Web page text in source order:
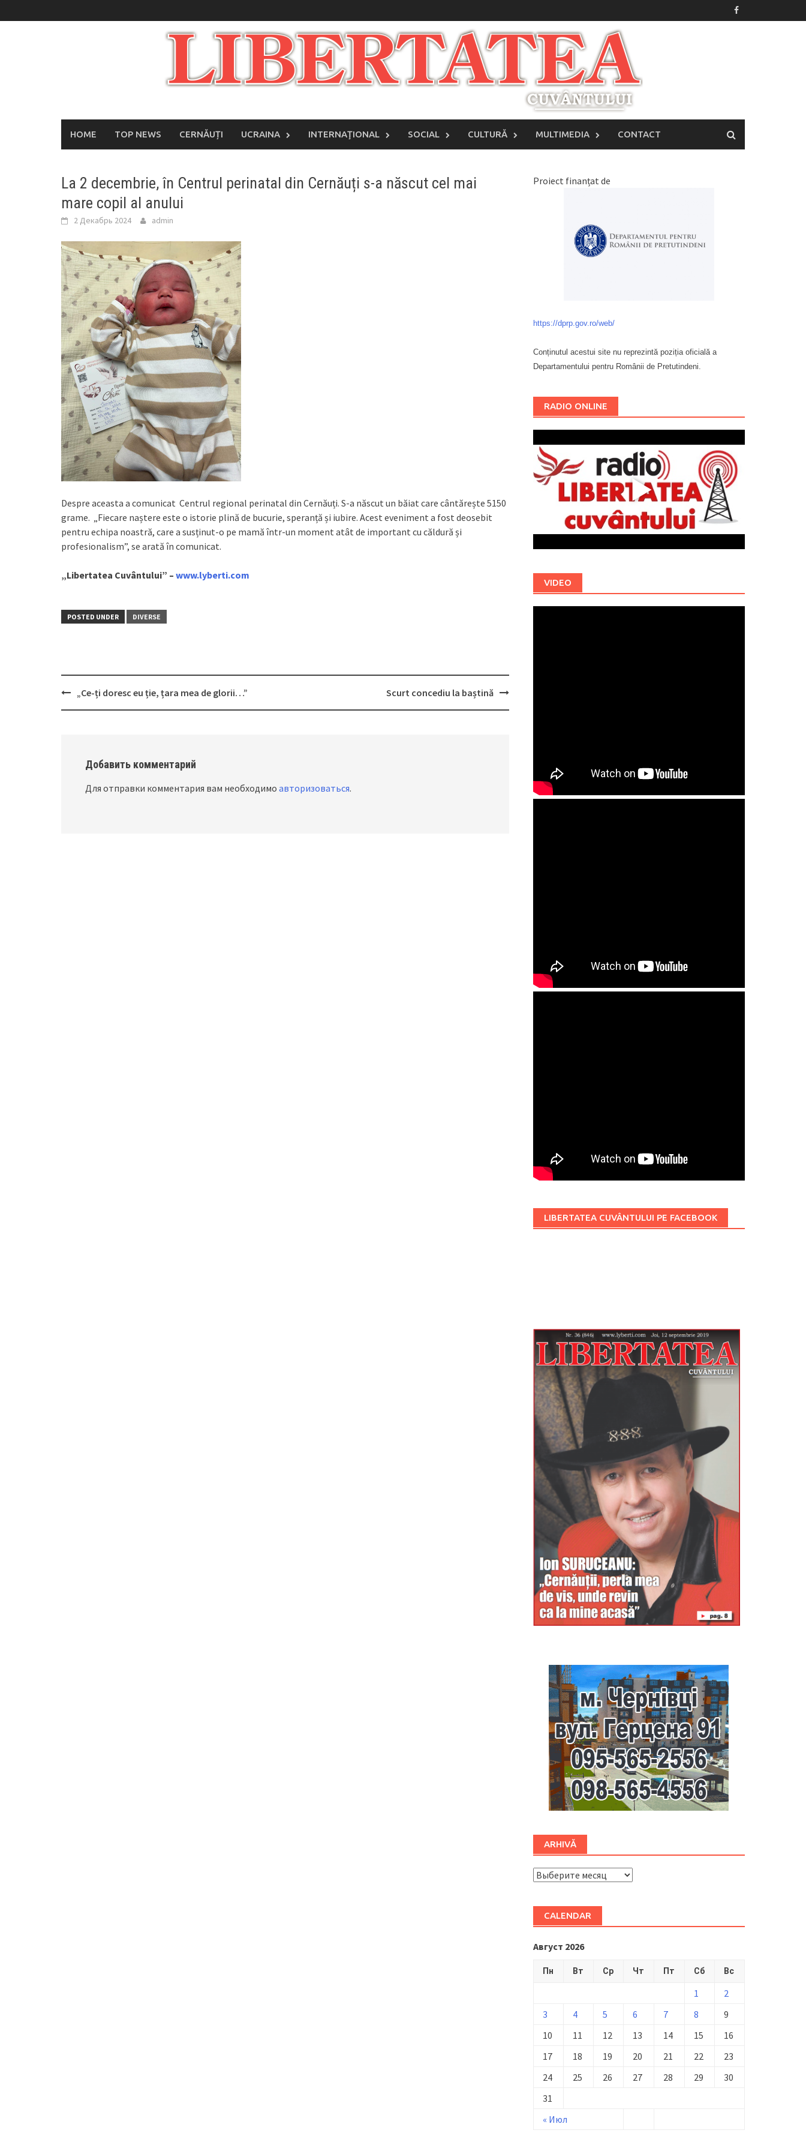
to
HOME TOP NEWS CERNĂUȚI UCRAINA INTERNAŢIONAL SOCIAL CULTURĂ MULTIMEDIA CONTACT
La 2 decembrie, în Centrul perinatal din Cernăuți s-a născut cel mai
mare copil al anului
2 Декабрь 2024 admin
Despre aceasta a comunicat Centrul regional perinatal din Cernăuți. S-a născut un băiat care cântărește 5150
grame. „Fiecare naștere este o istorie plină de bucurie, speranță și iubire. Acest eveniment a fost deosebit
pentru echipa noastră, care a susținut-o pe mamă într-un moment atât de important cu căldură și
profesionalism”, se arată în comunicat.
„Libertatea Cuvântului” – www.lyberti.com
POSTED UNDER DIVERSE
Post
„Ce-ți doresc eu ție, țara mea de glorii…” Scurt concediu la baștină
Добавить комментарий
Для отправки комментария вам необходимо авторизоваться.
Proiect finanțat de
https://dprp.gov.ro/web/
Conținutul acestui site nu reprezintă poziția oficială a
Departamentului pentru Românii de Pretutindeni.
RADIO ONLINE
VIDEO
LIBERTATEA CUVÂNTULUI PE FACEBOOK
ARHIVĂ
ARHIVĂ
CALENDAR
Август 2026
Пн Вт Ср Чт Пт Сб Вс
« Июл
1
2
3
4 5 6 7 8
9
10
11 12 13 14 15
16
17
18 19 20 21 22
23
24
25 26 27 28 29
30
31